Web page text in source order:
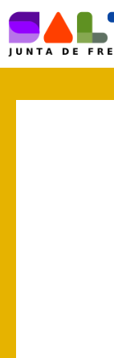
Instituição